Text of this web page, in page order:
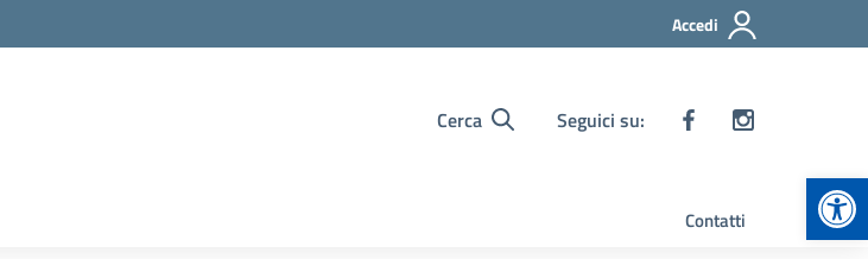
Accedi
Cerca Seguici su:
Contatti